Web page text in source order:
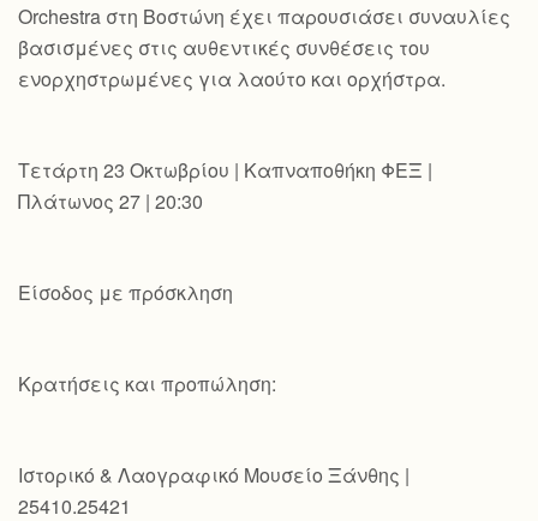
Orchestra στη Βοστώνη έχει παρουσιάσει συναυλίες
βασισμένες στις αυθεντικές συνθέσεις του
ενορχηστρωμένες για λαούτο και ορχήστρα.
Τετάρτη 23 Οκτωβρίου | Καπναποθήκη ΦΕΞ |
Πλάτωνος 27 | 20:30
Είσοδος με πρόσκληση
Κρατήσεις και προπώληση:
Ιστορικό & Λαογραφικό Μουσείο Ξάνθης |
25410.25421